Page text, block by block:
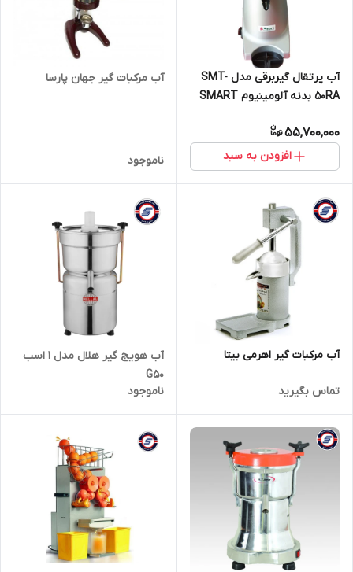
آب پرتقال گیربرقی مدل SMT-
50RA بدنه آلومینیوم SMART
55,700,000
افزودن به سبد
آب مرکبات گیر جهان پارسا
ناموجود
آب مرکبات گیر اهرمی بیتا
تماس بگیرید
آب هویج گیر هلال مدل 1 اسب
G50
ناموجود